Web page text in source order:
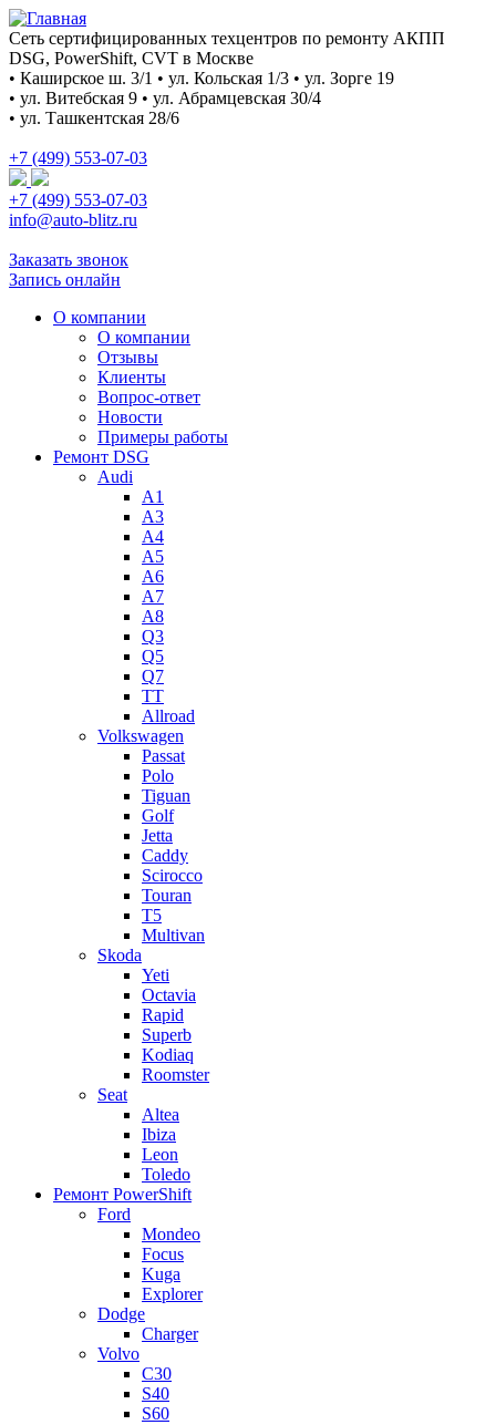
Сеть сертифицированных техцентров по ремонту АКПП
DSG, PowerShift, CVT в Москве
• Каширское ш. 3/1 • ул. Кольская 1/3 • ул. Зорге 19
• ул. Витебская 9 • ул. Абрамцевская 30/4
• ул. Ташкентская 28/6
+7 (499) 553-07-03
+7 (499) 553-07-03
info@auto-blitz.ru
Заказать звонок
Запись онлайн
О компании
О компании
Отзывы
Клиенты
Вопрос-ответ
Новости
Примеры работы
Ремонт DSG
Audi
A1
A3
A4
A5
А6
A7
A8
Q3
Q5
Q7
TT
Allroad
Volkswagen
Passat
Polo
Tiguan
Golf
Jetta
Caddy
Scirocco
Touran
T5
Multivan
Skoda
Yeti
Octavia
Rapid
Superb
Kodiaq
Roomster
Seat
Altea
Ibiza
Leon
Toledo
Ремонт PowerShift
Ford
Mondeo
Focus
Kuga
Explorer
Dodge
Charger
Volvo
С30
S40
S60